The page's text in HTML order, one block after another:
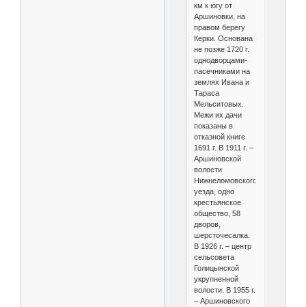
км к югу от
Аршиновки, на
правом берегу
Керки. Основана
не позже 1720 г.
однодворцами-
пасечниками на
землях Ивана и
Тараса
Мельситовых.
Межи их дачи
показаны в
отказной книге
1691 г. В 1911 г. –
Аршиновской
волости
Нижнеломовского
уезда, одно
крестьянское
общество, 58
дворов,
шерсточесалка.
В 1926 г. – центр
сельсовета
Голицынской
укрупненной
волости. В 1955 г.
– Аршиновского